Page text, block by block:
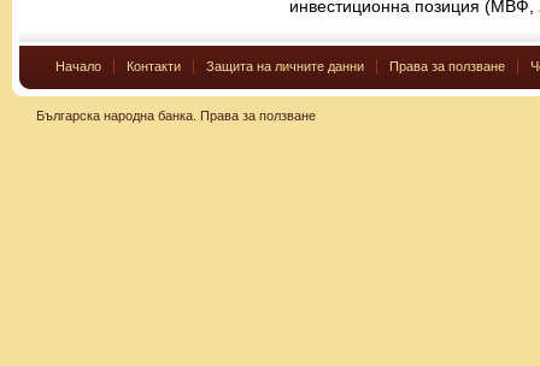
инвестиционна позиция (МВФ,
Начало Контакти Защита на личните данни Права за ползване
Българска народна банка. Права за ползване